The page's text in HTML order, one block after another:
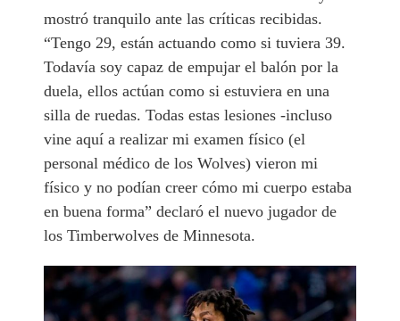
mostró tranquilo ante las críticas recibidas.
“Tengo 29, están actuando como si tuviera 39.
Todavía soy capaz de empujar el balón por la
duela, ellos actúan como si estuviera en una
silla de ruedas. Todas estas lesiones -incluso
vine aquí a realizar mi examen físico (el
personal médico de los Wolves) vieron mi
físico y no podían creer cómo mi cuerpo estaba
en buena forma” declaró el nuevo jugador de
los Timberwolves de Minnesota.